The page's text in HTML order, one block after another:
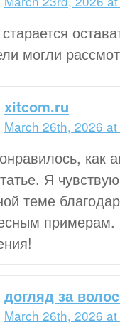
могли
xitcom.ru
March 26th, 2026 at
как
Я
теме
догляд за
March 26th, 2026